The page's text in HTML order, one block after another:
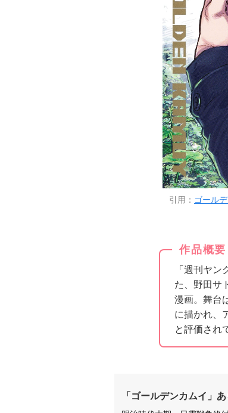
引用： ゴール
作品概要
「週刊ヤ
た、野田サ
漫画。舞台
に描かれ、
と評価され
「ゴールデンカムイ」